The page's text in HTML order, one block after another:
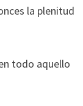
la plenitud
todo aquello